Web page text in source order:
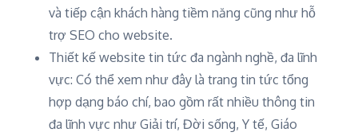
và tiếp cận khách hàng tiềm năng cũng như hỗ
trợ SEO cho website.
Thiết kế website tin tức đa ngành nghề, đa lĩnh
vực: Có thể xem như đây là trang tin tức tổng
hợp dạng báo chí, bao gồm rất nhiều thông tin
đa lĩnh vực như Giải trí, Đời sống, Y tế, Giáo